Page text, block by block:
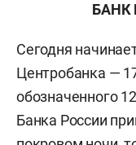
БАНК
Сегодня
Центробанка —
обозначенного
Банка России